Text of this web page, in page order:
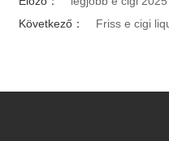
Következő：
Friss e cigi